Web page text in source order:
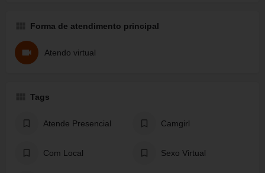
Forma de atendimento principal
Atendo virtual
Tags
Atende Presencial Camgirl
Com Local Sexo Virtual